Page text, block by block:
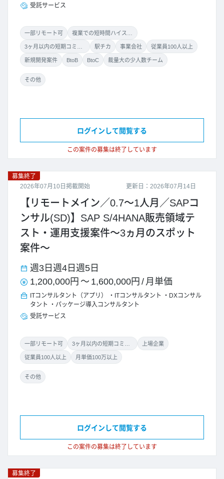
受託サービス
一部リモート可
駅チカ 事業会社 従業員100人以上
新規開発案件 BtoB BtoC 裁量大の少人数チーム
その他
この案件の募集は終了しています
ログインして閲覧する
更新日：2026年07月14日
募集終了
2026年07月10日掲載開始
【リモートメイン／0.7～1人月／SAPコ
ンサル(SD)】SAP S/4HANA販売領域テ
スト・運用支援案件～3ヵ月のスポット
案件～
週3日 週4日 週5日
1,200,000円 ～ 1,600,000円 / 月単価
ITコンサルタント（アプリ） ITコンサルタント
DXコンサル
タント
パッケージ導入コンサルタント
受託サービス
一部リモート可 上場企業
従業員100人以上 月単価100万以上
その他
この案件の募集は終了しています
ログインして閲覧する
募集終了